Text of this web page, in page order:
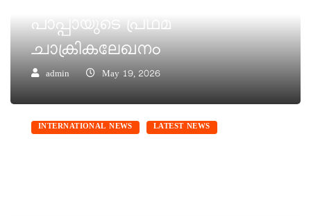
പാപ്പായുടെ പ്രഥമ
ചാക്രികലേഖനം
admin May 19, 2026
INTERNATIONAL NEWS LATEST NEWS